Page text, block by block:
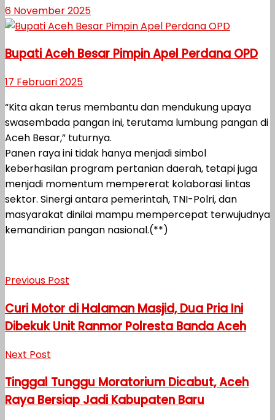
6 November 2025
Bupati Aceh Besar Pimpin Apel Perdana OPD
17 Februari 2025
“Kita akan terus membantu dan mendukung upaya
swasembada pangan ini, terutama lumbung pangan di
Aceh Besar,” tuturnya.
Panen raya ini tidak hanya menjadi simbol
keberhasilan program pertanian daerah, tetapi juga
menjadi momentum mempererat kolaborasi lintas
sektor. Sinergi antara pemerintah, TNI-Polri, dan
masyarakat dinilai mampu mempercepat terwujudnya
kemandirian pangan nasional.(**)
Previous Post
Curi Motor di Halaman Masjid, Dua Pria Ini
Dibekuk Unit Ranmor Polresta Banda Aceh
Next Post
Tinggal Tunggu Moratorium Dicabut, Aceh
Raya Bersiap Jadi Kabupaten Baru